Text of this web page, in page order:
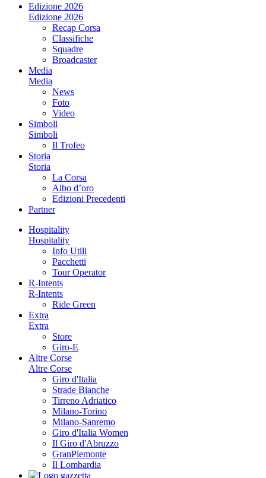
Edizione 2026
Edizione 2026
Recap Corsa
Classifiche
Squadre
Broadcaster
Media
Media
News
Foto
Video
Simboli
Simboli
Il Trofeo
Storia
Storia
La Corsa
Albo d’oro
Edizioni Precedenti
Partner
Hospitality
Hospitality
Info Utili
Pacchetti
Tour Operator
R-Intents
R-Intents
Ride Green
Extra
Extra
Store
Giro-E
Altre Corse
Altre Corse
Giro d'Italia
Strade Bianche
Tirreno Adriatico
Milano-Torino
Milano-Sanremo
Giro d'Italia Women
Il Giro d'Abruzzo
GranPiemonte
Il Lombardia